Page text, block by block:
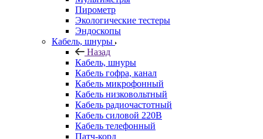
Пирометр
Экологические тестеры
Эндоскопы
Кабель, шнуры
Назад
Кабель, шнуры
Кабель гофра, канал
Кабель микрофонный
Кабель низковольтный
Кабель радиочастотный
Кабель силовой 220В
Кабель телефонный
Патч-корд